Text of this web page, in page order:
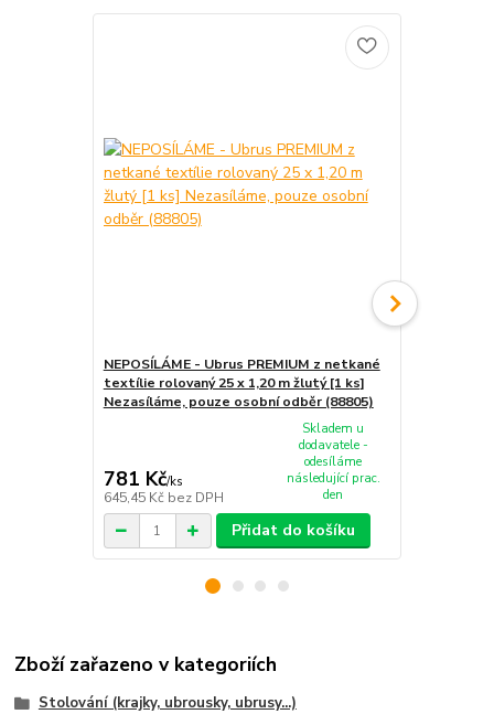
NEPOSÍLÁME - Ubrus PREMIUM z netkané
textílie rolovaný 25 x 1,20 m žlutý [1 ks]
Nezasíláme, pouze osobní odběr (88805)
781 Kč/ks
645,45 Kč bez DPH
Skladem u
dodavatele -
odesíláme
následující prac.
den
Přidat do košíku
Zboží zařazeno v kategoriích
Stolování (krajky, ubrousky, ubrusy...)